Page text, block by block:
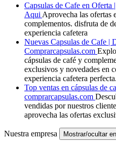
Capsulas de Cafe en Oferta
Aqui Aprovecha las ofertas
complementos. disfruta de
experiencia cafetera
Nuevas Capsulas de Cafe |
Comprarcapsulas.com
cápsulas de café y
exclusivos y novedades en
experiencia cafetera perfecta.
Top ventas en cápsulas de
comprarcapsulas.com
vendidas por nuestros
aprovecha las ofertas
Nuestra empresa Mostrar/ocultar